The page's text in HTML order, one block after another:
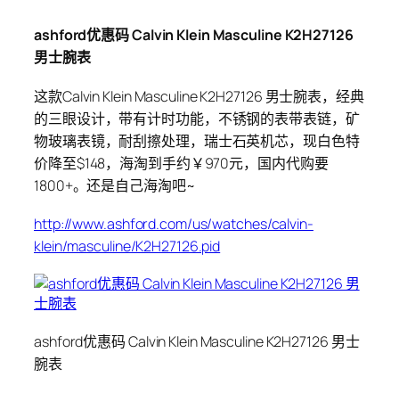
ashford优惠码 Calvin Klein Masculine K2H27126
男士腕表
这款Calvin Klein Masculine K2H27126 男士腕表，经典
的三眼设计，带有计时功能，不锈钢的表带表链，矿
物玻璃表镜，耐刮擦处理，瑞士石英机芯，现白色特
价降至$148，海淘到手约￥970元，国内代购要
1800+。还是自己海淘吧~
http://www.ashford.com/us/watches/calvin-
klein/masculine/K2H27126.pid
ashford优惠码 Calvin Klein Masculine K2H27126 男士
腕表